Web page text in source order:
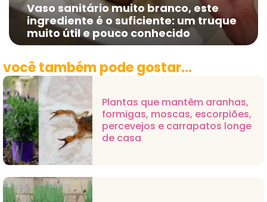
Vaso sanitário muito branco, este
ingrediente é o suficiente: um truque
muito útil e pouco conhecido
você também pode gostar...
Plantas que mantêm aranhas,
formigas, moscas, escorpiões,
percevejos e carrapatos longe
de casa